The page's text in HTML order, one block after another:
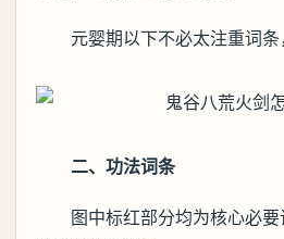
元婴期以下不必太注重词条
二、功法词条
图中标红部分均为核心必